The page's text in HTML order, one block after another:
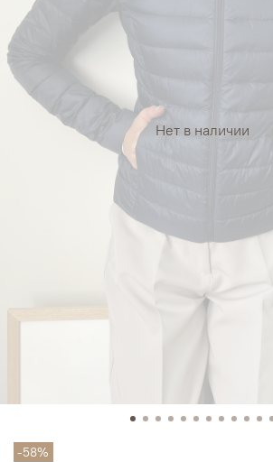
Нет в наличии
-58%